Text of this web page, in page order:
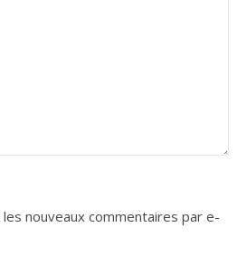
nouveaux commentaires par e-